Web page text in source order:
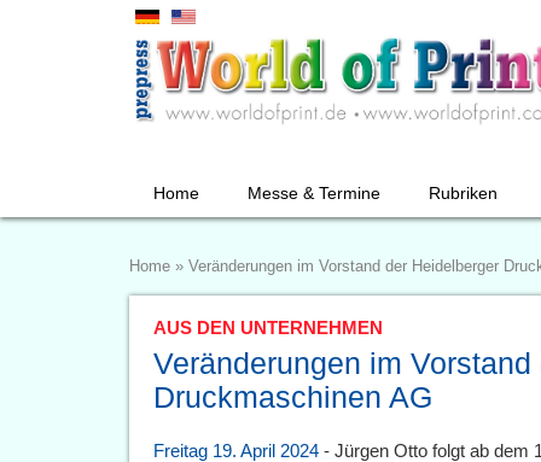
Home Messe & Termine Rubriken
Home » Veränderungen im Vorstand der Heidelberger
AUS DEN UNTERNEHMEN
Veränderungen im
Druckmaschinen AG
Freitag 19. April 2024 - Jürgen Otto folgt ab dem